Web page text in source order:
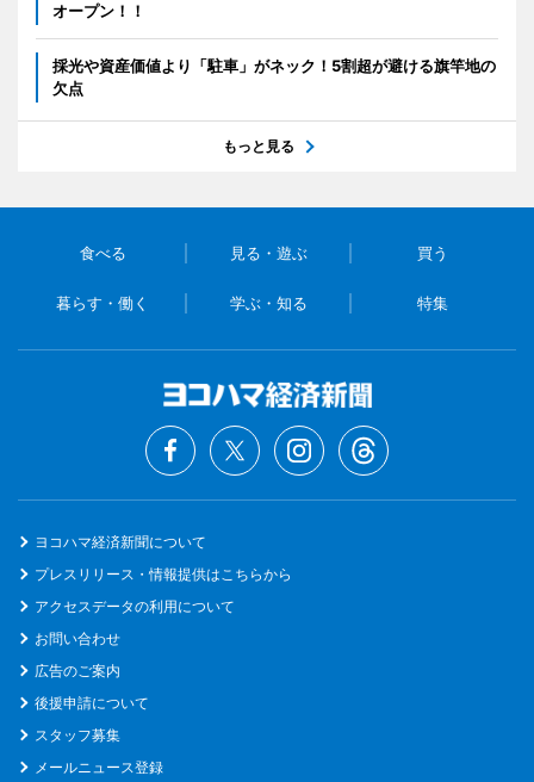
オープン！！
採光や資産価値より「駐車」がネック！5割超が避ける旗竿地の
欠点
もっと見る
食べる 見る・遊ぶ 買う
暮らす・働く 学ぶ・知る 特集
ヨコハマ経済新聞について
プレスリリース・情報提供はこちらから
アクセスデータの利用について
お問い合わせ
広告のご案内
後援申請について
スタッフ募集
メールニュース登録